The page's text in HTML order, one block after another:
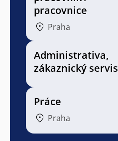
pracovnice
Praha
Administrativa,
zákaznický servis
Práce
Praha